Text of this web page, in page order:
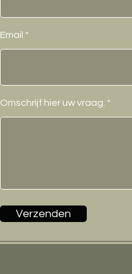
Email
Omschrijf hier uw vraag.
Verzenden